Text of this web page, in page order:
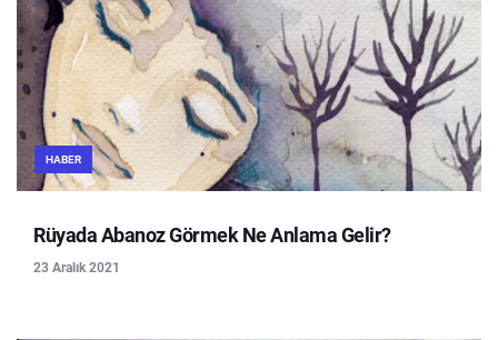
HABER
Rüyada Abanoz Görmek Ne Anlama Gelir?
23 Aralık 2021